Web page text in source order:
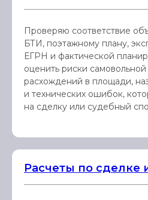
Проверяю соответствие
БТИ, поэтажному плану,
ЕГРН и фактической
оценить риски
расхождений в площади,
и технических ошибок,
на сделку или судебный
Расчеты по сделке